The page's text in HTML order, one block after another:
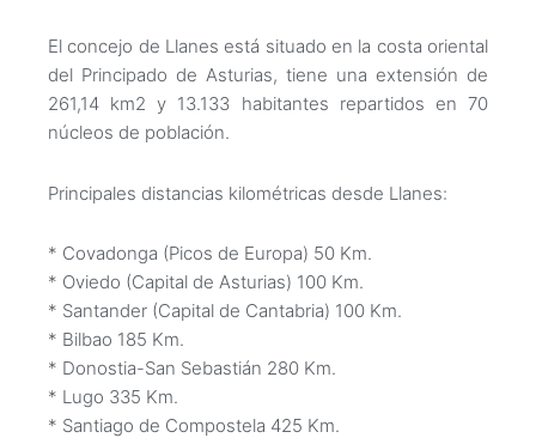
El concejo de Llanes está situado en la costa oriental
del Principado de Asturias, tiene una extensión de
261,14 km2 y 13.133 habitantes repartidos en 70
núcleos de población.
Principales distancias kilométricas desde Llanes:
* Covadonga (Picos de Europa) 50 Km.
* Oviedo (Capital de Asturias) 100 Km.
* Santander (Capital de Cantabria) 100 Km.
* Bilbao 185 Km.
* Donostia-San Sebastián 280 Km.
* Lugo 335 Km.
* Santiago de Compostela 425 Km.